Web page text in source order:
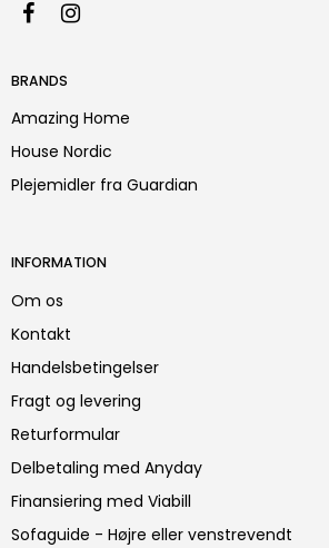
BRANDS
Amazing Home
House Nordic
Plejemidler fra Guardian
INFORMATION
Om os
Kontakt
Handelsbetingelser
Fragt og levering
Returformular
Delbetaling med Anyday
Finansiering med Viabill
Sofaguide - Højre eller venstrevendt